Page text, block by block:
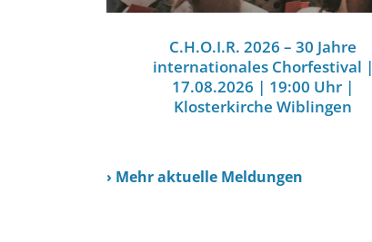
C.H.O.I.R. 2026 – 30 Jahre
internationales Chorfestival |
17.08.2026 | 19:00 Uhr |
Klosterkirche Wiblingen
› Mehr aktuelle Meldungen